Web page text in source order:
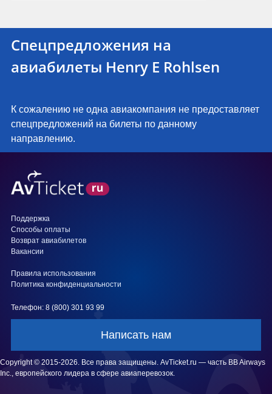
Спецпредложения на
авиабилеты Henry E Rohlsen
К сожалению не одна авиакомпания не предоставляет
спецпредложений на билеты по данному
направлению.
Поддержка
Способы оплаты
Возврат авиабилетов
Вакансии
Правила использования
Политика конфиденциальности
Телефон: 8 (800) 301 93 99
Написать нам
Copyright © 2015-2026. Все права защищены. AvTicket.ru — часть BB Airways
Inc., европейского лидера в сфере авиаперевозок.